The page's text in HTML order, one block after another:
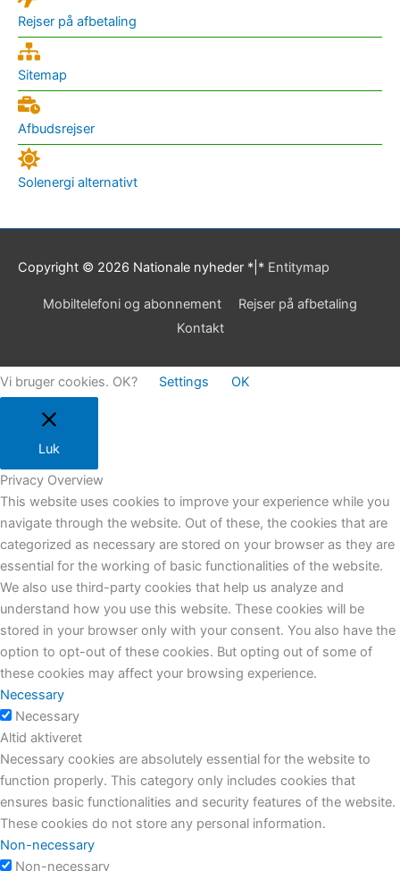
Rejser på afbetaling
Sitemap
Afbudsrejser
Solenergi alternativt
Copyright © 2026 Nationale nyheder *|* Entitymap
Mobiltelefoni og abonnement
Rejser på afbetaling
Kontakt
Vi bruger cookies. OK? Settings OK
Luk
Privacy Overview
This website uses cookies to improve your experience while you
navigate through the website. Out of these, the cookies that are
categorized as necessary are stored on your browser as they are
essential for the working of basic functionalities of the website.
We also use third-party cookies that help us analyze and
understand how you use this website. These cookies will be
stored in your browser only with your consent. You also have the
option to opt-out of these cookies. But opting out of some of
these cookies may affect your browsing experience.
Necessary
Necessary
Altid aktiveret
Necessary cookies are absolutely essential for the website to
function properly. This category only includes cookies that
ensures basic functionalities and security features of the website.
These cookies do not store any personal information.
Non-necessary
Non-necessary